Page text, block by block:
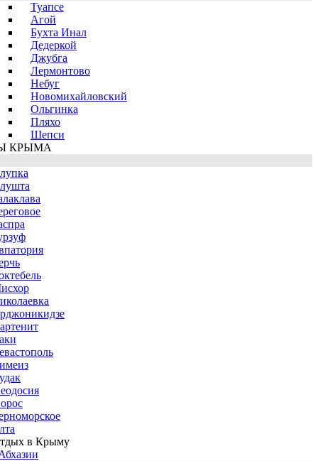
Туапсе
Агой
Бухта Инал
Дедеркой
Джубга
Лермонтово
Небуг
Новомихайловский
Ольгинка
Пляхо
Шепси
КРЫМА
в Крыму